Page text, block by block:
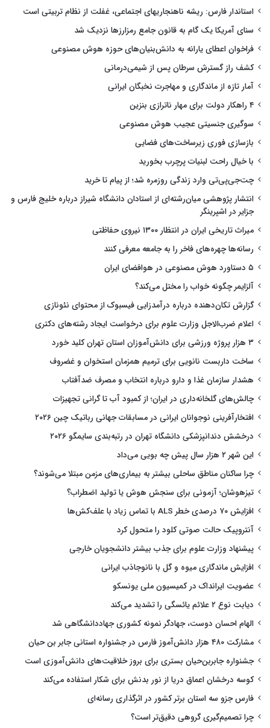
استاندار فارس: ریشه ناهنجاریهای اجتماعی، غفلت از نظام تربیتی است
سنای آمریکا یک گام به قانون جامع رمزارزها نزدیک شد
فراخوان اعطای یارانه به دانش‌بنیان‌های حوزه هوش مصنوعی
کشف راز گسترش سرطان پس از شیمی‌درمانی
آمار تازه از ماندگاری و مهاجرت نخبگان ایرانی
۴ راهکار دولت برای مهار ناترازی بنزین
سوگیری جنسیتی عجیب هوش مصنوعی
بازسازی فوری زیرساخت‌های فضایی
با خیال راحت لبنیات پرچرب بخورید
چت‌جی‌پی‌تی وارد زندگی روزمره شد؛ از پیام تا خرید
انتشار پژوهشی میان‌رشته‌ای از استادان دانشگاه شیراز درباره خلیج فارس و
جزایر در اشپرینگر
میراث تاریخی ایران در انتظار ۱۳۰۰ نیروی حفاظتی
رسانه‌ها چهره‌های فاخر را به جامعه معرفی کنند
۵ دستاورد هوش مصنوعی در هوافضای ایران
آلزایمر چگونه خواب را مختل می‌کند؟
گزارش تکان‌دهنده درباره درآمدزایی فیسبوک از محتوای نئونازی
اعلام ضرب‌الاجل وزارت علوم برای درخواست ایجاد رشته‌های دکتری
۳ هزار پروژه ورزشی برای دانش‌آموزان استان تهران کلید خورد
ساخت داربست نانویی برای ترمیم همزمان استخوان و غضروف
هشدار سازمان غذا و دارو درباره انتخاب و مصرف ضدآفتاب
چالش‌های گلخانه‌داری در ایران؛ از کمبود آب تا گرانی تجهیزات
افتخارآفرینی نوجوانان ایرانی در مسابقات جهانی رباتیک چین ۲۰۲۶
درخشش دندانپزشکی دانشگاه تهران در رتبه‌بندی سایمگو ۲۰۲۶
این شهر ۲ هزار سال پیش چه بویی می‌داد
چرا ساکنان مناطق ساحلی بیشتر به بیماری‌های مزمن مبتلا می‌شوند؟
تیزهوشان؛ آزمونی برای سنجش هوش یا تولید اضطراب؟
افزایش ۷۰ درصدی خطر ALS با تماس زیاد با علف‌کش‌ها
آنتروپیک حالت صوتی کلود را متحول کرد
پیشنهاد وزارت علوم برای جذب بیشتر دانشجویان خارجی
افزایش ماندگاری میوه و گل با نانوجاذب ایرانی
عضویت ایرانداک در کمیسیون ملی یونسکو
دیابت نوع ۲ علائم یائسگی را تشدید می‌کند
الهام احسان دوست، جهادگر نمونه کشوری جهاددانشگاهی شد
مشارکت ۴۸۰ هزار دانش‌آموز فارس در جشنواره استانی جابر بن حیان
جشنواره جابربن‌حیان بستری برای بروز خلاقیت‌های دانش‌آموزی است
کوسه درخشان اعماق دریا از نور بدنش برای شکار استفاده می‌کند
فارس جزو سه استان برتر کشور در اثرگذاری رسانه‌ای
چرا تصمیم‌گیری گروهی دقیق‌تر است؟